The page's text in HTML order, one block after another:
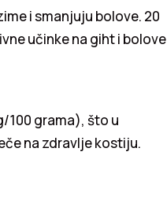
i smanjuju bolove. 20
učinke na giht i bolove
100 grama), što u
na zdravlje kostiju.